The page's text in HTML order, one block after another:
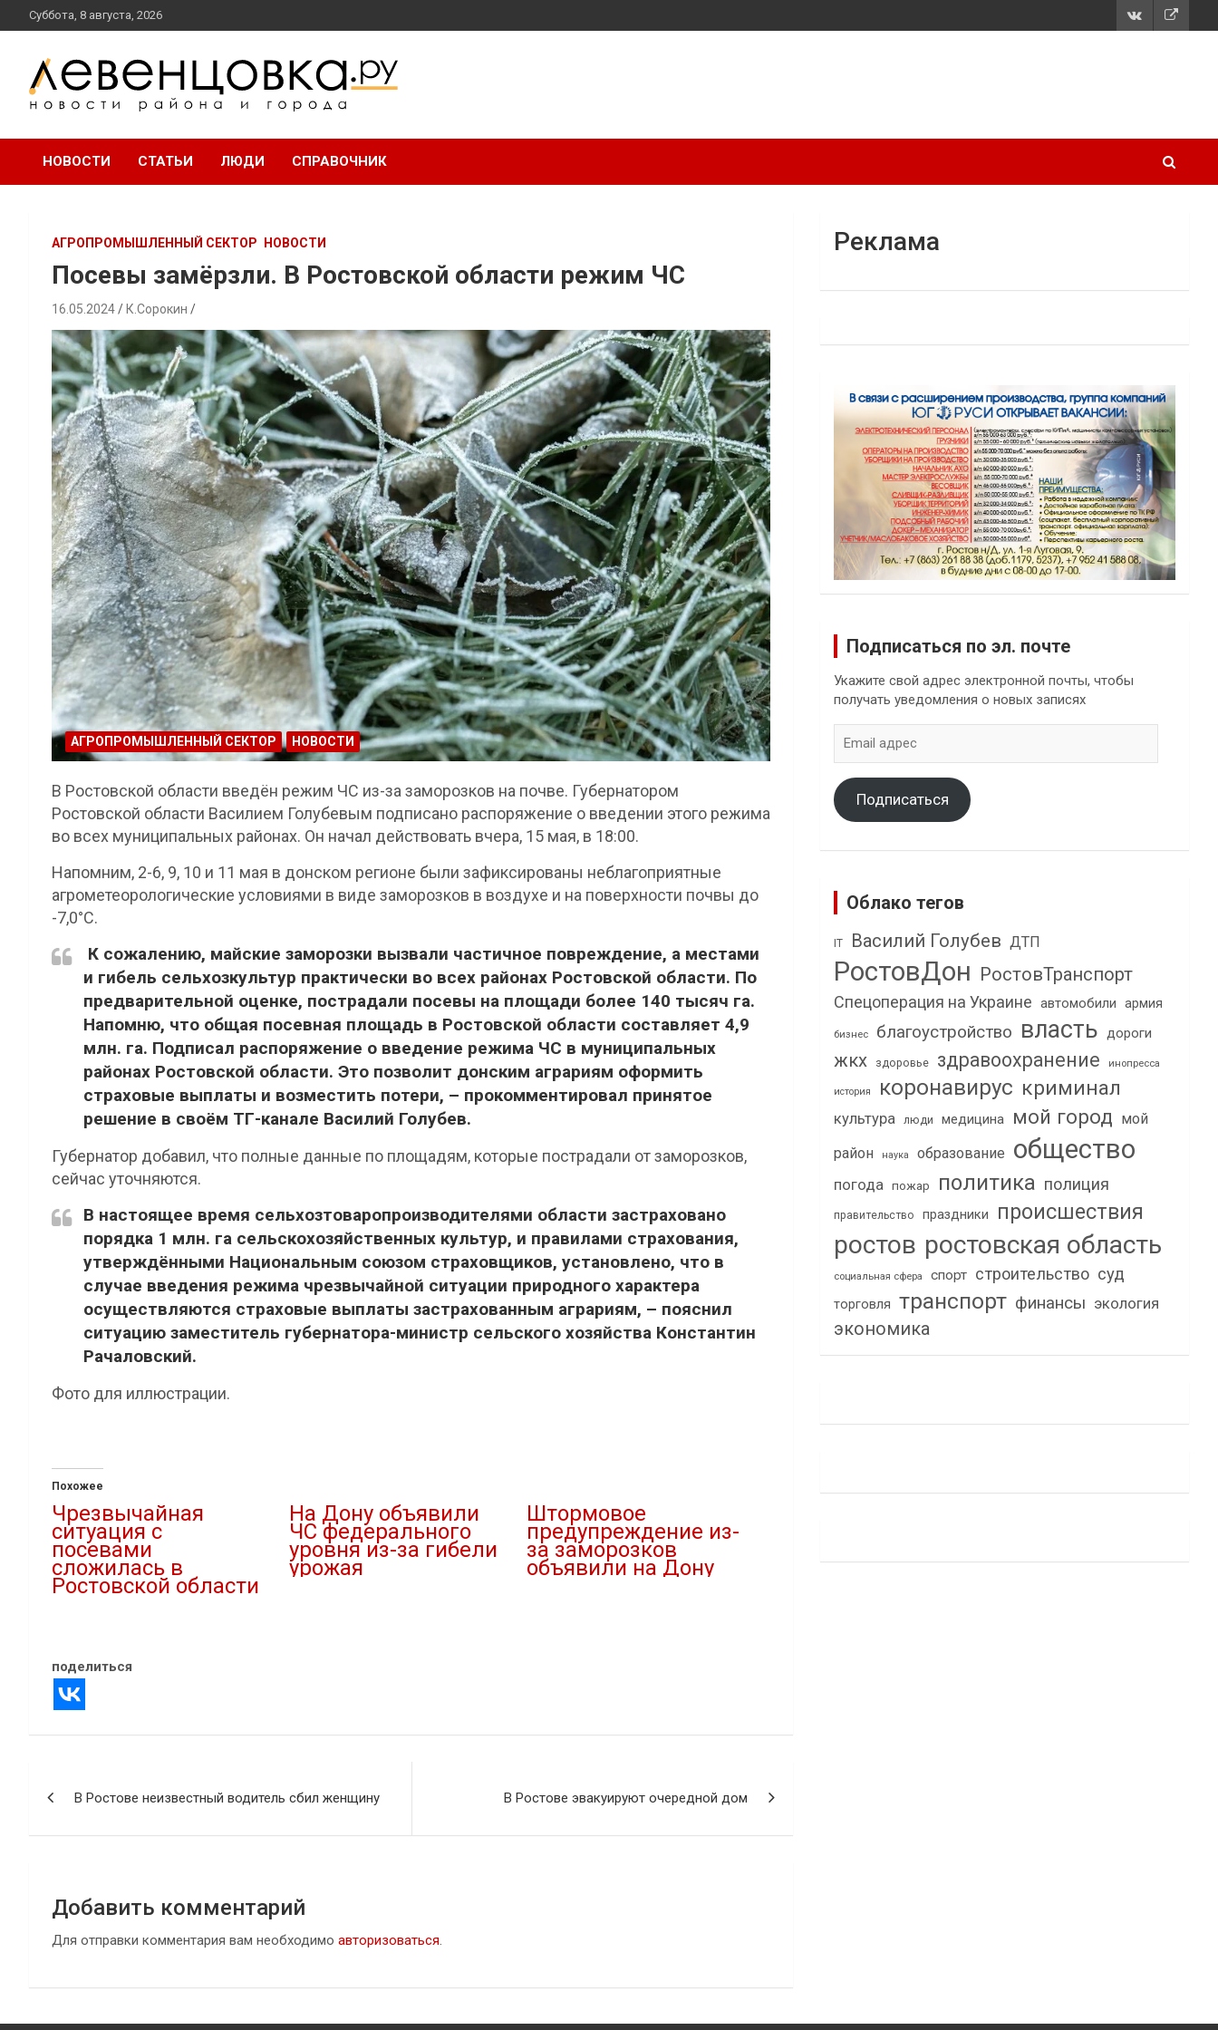
перейти
к
Суббота, 8 августа, 2026
Левенцовка Ру
НОВОСТИ СТАТЬИ ЛЮДИ СПРАВОЧНИК
АГРОПРОМЫШЛЕННЫЙ СЕКТОР НОВОСТИ
Посевы замёрзли. В Ростовской области режим ЧС
16.05.2024 К.Сорокин
АГРОПРОМЫШЛЕННЫЙ СЕКТОР НОВОСТИ
В Ростовской области введён режим ЧС из-за заморозков на почве. Губернатором
Ростовской области Василием Голубевым подписано распоряжение о введении этого режима
во всех муниципальных районах. Он начал действовать вчера, 15 мая, в 18:00.
Напомним, 2-6, 9, 10 и 11 мая в донском регионе были зафиксированы неблагоприятные
агрометеорологические условиями в виде заморозков в воздухе и на поверхности почвы до
-7,0°С.
К сожалению, майские заморозки вызвали частичное повреждение, а местами
и гибель сельхозкультур практически во всех районах Ростовской области. По
предварительной оценке, пострадали посевы на площади более 140 тысяч га.
Напомню, что общая посевная площадь в Ростовской области составляет 4,9
млн. га. Подписал распоряжение о введение режима ЧС в муниципальных
районах Ростовской области. Это позволит донским аграриям оформить
страховые выплаты и возместить потери, – прокомментировал принятое
решение в своём ТГ-канале Василий Голубев.
Губернатор добавил, что полные данные по площадям, которые пострадали от заморозков,
сейчас уточняются.
В настоящее время сельхозтоваропроизводителями области застраховано
порядка 1 млн. га сельскохозяйственных культур, и правилами страхования,
утверждёнными Национальным союзом страховщиков, установлено, что в
случае введения режима чрезвычайной ситуации природного характера
осуществляются страховые выплаты застрахованным аграриям, – пояснил
ситуацию заместитель губернатора-министр сельского хозяйства Константин
Рачаловский.
Фото для иллюстрации.
Похожее
Чрезвычайная
ситуация с
посевами
сложилась в
Ростовской области
На Дону объявили
ЧС федерального
уровня из-за гибели
урожая
Штормовое
предупреждение из-
за заморозков
объявили на Дону
поделиться
В Ростове неизвестный водитель сбил женщину В Ростове эвакуируют очередной дом
Добавить комментарий
Для отправки комментария вам необходимо авторизоваться.
Реклама
Подписаться по эл. почте
Укажите свой адрес электронной почты, чтобы
получать уведомления о новых записях
адрес
Подписаться
Облако тегов
IT Василий Голубев ДТП
РостовДон РостовТранспорт
Спецоперация на Украине автомобили армия
бизнес благоустройство власть дороги
жкх здоровье здравоохранение инопресса
история коронавирус криминал
культура люди медицина мой город мой
район
наука образование общество
погода пожар политика полиция
правительство праздники происшествия
ростов ростовская область
социальная сфера спорт строительство суд
торговля транспорт финансы экология
экономика